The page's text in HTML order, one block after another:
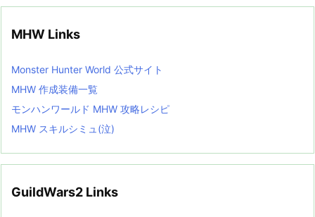
MHW Links
Monster Hunter World 公式サイト
MHW 作成装備一覧
モンハンワールド MHW 攻略レシピ
MHW スキルシミュ(泣)
GuildWars2 Links